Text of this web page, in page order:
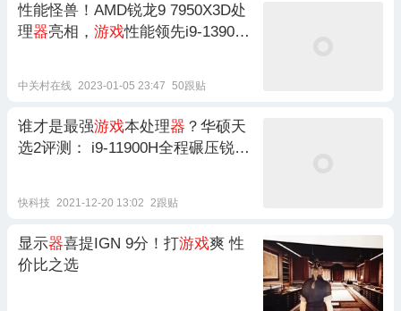
性能怪兽！AMD锐龙9 7950X3D处
理器亮相， 游戏性能领先i9-13900K
中关村在线 2023-01-05 23:47 50跟贴
谁才是最强游戏本处理器 ？华硕天
选2评测： i9-11900H全程碾压锐龙
快科技 2021-12-20 13:02 2跟贴
显示器喜提IGN 9分！打游戏爽 性
价比之选